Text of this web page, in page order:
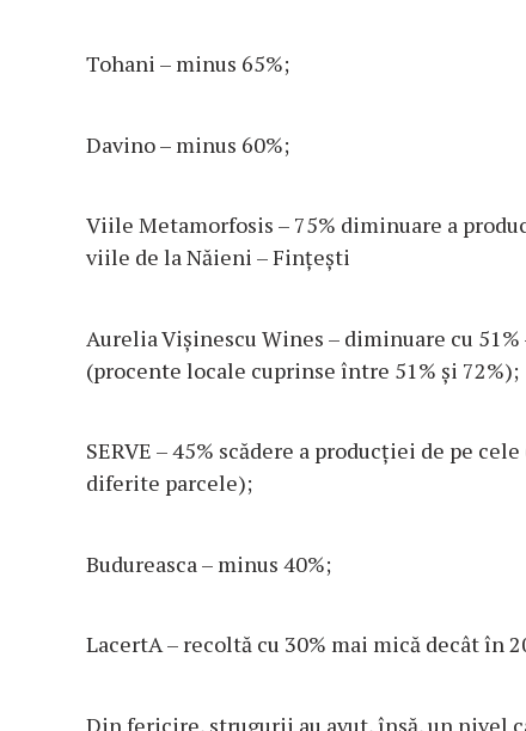
Tohani – minus 65%;
Davino– minus 60%;
Viile Metamorfosis – 75% diminuare a
viile de la Năieni – Fințești
Aurelia Vișinescu Wines – diminuare cu
(procente locale cuprinse între 51% și 72%);
SERVE – 45% scădere a producției de pe
diferite parcele);
Budureasca– minus 40%;
LacertA – recoltă cu 30% mai mică decât în